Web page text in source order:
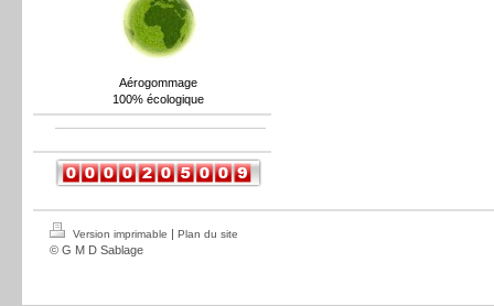
Aérogommage
100% écologique
Version imprimable | Plan du site
© G M D Sablage